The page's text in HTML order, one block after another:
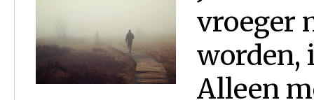
vroeger
worden,
Alleen